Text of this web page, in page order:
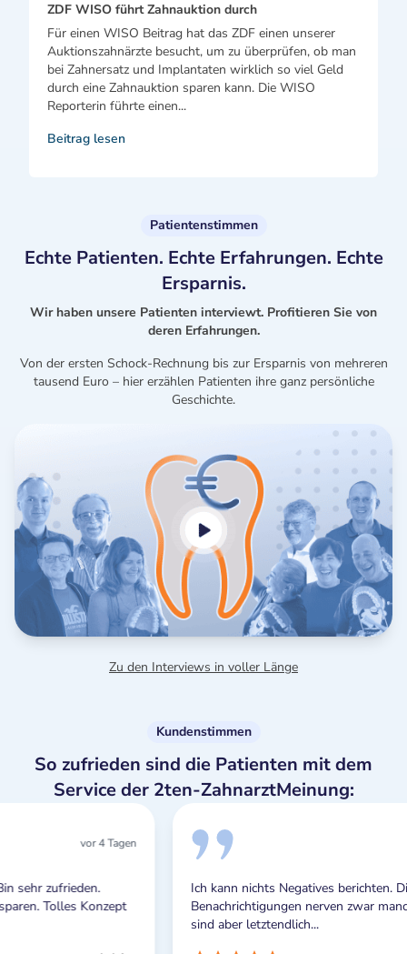
ZDF WISO führt Zahnauktion durch
Für einen WISO Beitrag hat das ZDF einen unserer
Auktionszahnärzte besucht, um zu überprüfen, ob man
bei Zahnersatz und Implantaten wirklich so viel Geld
durch eine Zahnauktion sparen kann. Die WISO
Reporterin führte einen...
Beitrag lesen
Patientenstimmen
Echte Patienten. Echte Erfahrungen. Echte
Ersparnis.
Wir haben unsere Patienten interviewt. Profitieren Sie von
deren Erfahrungen.
Von der ersten Schock-Rechnung bis zur Ersparnis von mehreren
tausend Euro – hier erzählen Patienten ihre ganz persönliche
Geschichte.
Zu den Interviews in voller Länge
Kundenstimmen
So zufrieden sind die Patienten mit dem
Service der 2ten-ZahnarztMeinung:
Ich kann nichts Negatives berichten. Die Push-
Benachrichtigungen nerven zwar manchmal ein wenig,